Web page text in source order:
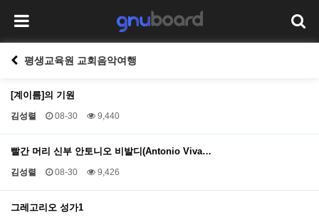
평생교육원 교회음악여행
[계이름]의 기원
김성렬 08-30 9,440
빨간 머리 신부 안토니오 비발디(Antonio Viva…
김성렬 08-30 9,426
그레고리오 성가1